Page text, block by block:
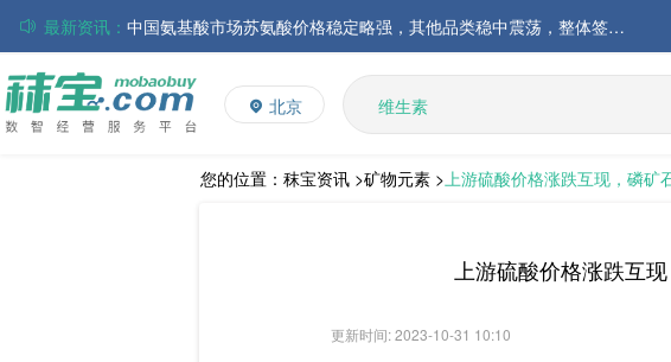
最新资讯：
中国氨基酸市场苏氨酸价格稳定略强，其他品类稳中震荡，整体签单清淡；欧洲物流成本进一步上升
磷酸氢钙市场行情走弱；小苏打和乳清粉市场价格稳定运行
帝斯曼-芬美意发布2026年上半年业绩
巴斯夫集团发布2026年第二季度财务报告
丸红株式会社发布截至2026年6月30日前3个月的合并财务报告
住友化学公布2026财年第一季度业绩
北京
L-赖氨酸硫酸盐
多维
多矿
维生素
饲料添加剂
您的位置： 秣宝资讯 >矿物元素 >上游硫酸价格涨跌互现，磷矿
上游硫酸价格涨跌互
更新时间: 2023-10-31 10:10